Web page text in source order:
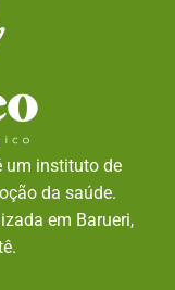
um instituto de
da saúde.
em Barueri,